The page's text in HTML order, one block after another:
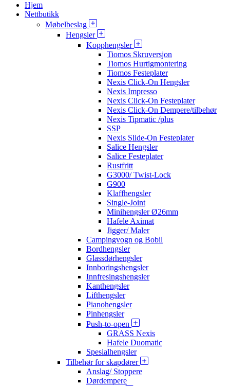
Hjem
Nettbutikk
Møbelbeslag
Hengsler
Kopphengsler
Tiomos Skruversjon
Tiomos Hurtigmontering
Tiomos Festeplater
Nexis Click-On Hengsler
Nexis Impresso
Nexis Click-On Festeplater
Nexis Click-On Dempere/tilbehør
Nexis Tipmatic /plus
SSP
Nexis Slide-On Festeplater
Salice Hengsler
Salice Festeplater
Rustfritt
G3000/ Twist-Lock
G900
Klaffhengsler
Single-Joint
Minihengsler Ø26mm
Hafele Aximat
Jigger/ Maler
Campingvogn og Bobil
Bordhengsler
Glassdørhengsler
Innboringshengsler
Innfresingshengsler
Kanthengsler
Lifthengsler
Pianohengsler
Pinhengsler
Push-to-open
GRASS Nexis
Hafele Duomatic
Spesialhengsler
Tilbehør for skapdører
Anslag/ Stoppere
Dørdempere